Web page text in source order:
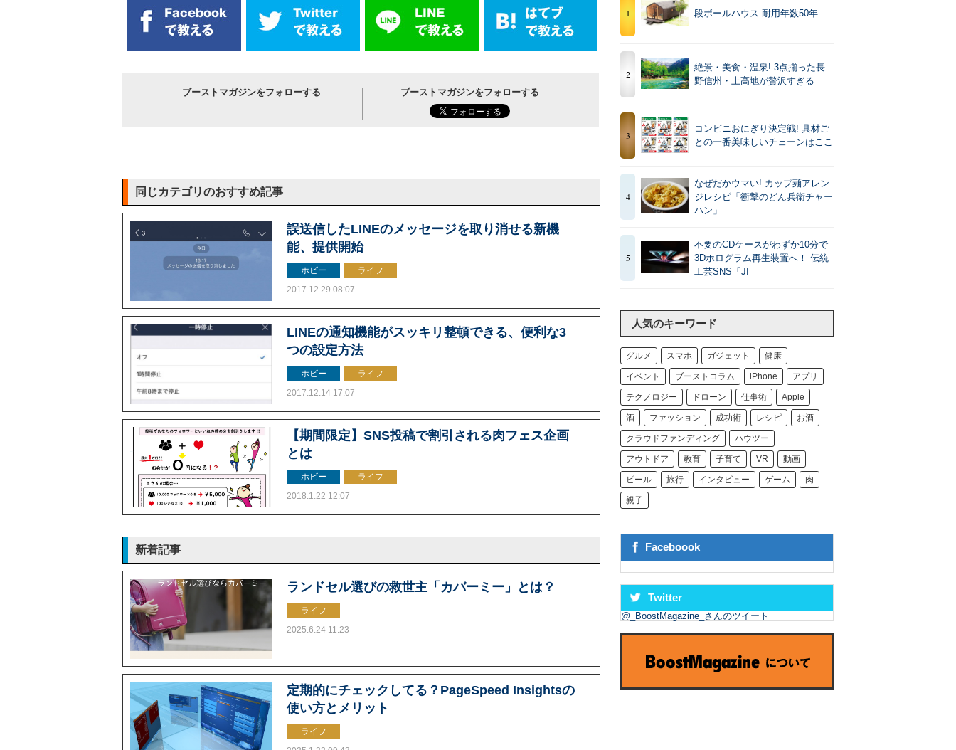
ブーストマガジンをフォローする ブーストマガジンをフォローする
同じカテゴリのおすすめ記事
誤送信したLINEのメッセージを取り消せる新機
能、提供開始
ホビー
ライフ
2017.12.29 08:07
LINEの通知機能がスッキリ整頓できる、便利な3
つの設定方法
ホビー
ライフ
2017.12.14 17:07
【期間限定】SNS投稿で割引される肉フェス企画
とは
ホビー
ライフ
2018.1.22 12:07
新着記事
ランドセル選びの救世主「カバーミー」とは？
ライフ
2025.6.24 11:23
定期的にチェックしてる？PageSpeed Insightsの
使い方とメリット
ライフ
1 段ボールハウス 耐用年数50年
2
絶景・美食・温泉! 3点揃った長
野信州・上高地が贅沢すぎる
3
コンビニおにぎり決定戦! 具材ご
との一番美味しいチェーンはここ
4
なぜだかウマい! カップ麺アレン
ジレシピ「衝撃のどん兵衛チャー
ハン」
5
不要のCDケースがわずか10分で
3Dホログラム再生装置へ！ 伝統
工芸SNS「JI
人気のキーワード
グルメ スマホ ガジェット 健康
イベント ブーストコラム iPhone アプリ
テクノロジー ドローン 仕事術 Apple
酒 ファッション 成功術 レシピ お酒
クラウドファンディング ハウツー
アウトドア 教育 子育て VR 動画
ビール 旅行 インタビュー ゲーム 肉
親子
Faceboook
Twitter
@_BoostMagazine_さんのツイート